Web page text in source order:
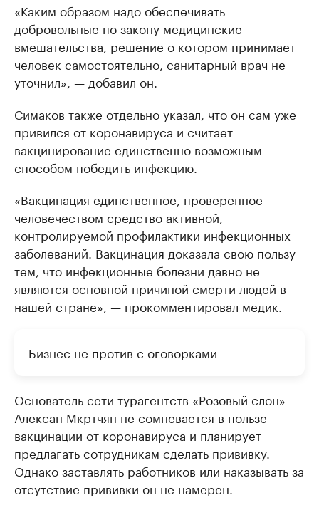
«Каким образом надо обеспечивать
добровольные по закону медицинские
вмешательства, решение о котором принимает
человек самостоятельно, санитарный врач не
уточнил», — добавил он.
Симаков также отдельно указал, что он сам уже
привился от коронавируса и считает
вакцинирование единственно возможным
способом победить инфекцию.
«Вакцинация единственное, проверенное
человечеством средство активной,
контролируемой профилактики инфекционных
заболеваний. Вакцинация доказала свою пользу
тем, что инфекционные болезни давно не
являются основной причиной смерти людей в
нашей стране», — прокомментировал медик.
Бизнес не против с оговорками
Основатель сети турагентств «Розовый слон»
Алексан Мкртчян не сомневается в пользе
вакцинации от коронавируса и планирует
предлагать сотрудникам сделать прививку.
Однако заставлять работников или наказывать за
отсутствие прививки он не намерен.